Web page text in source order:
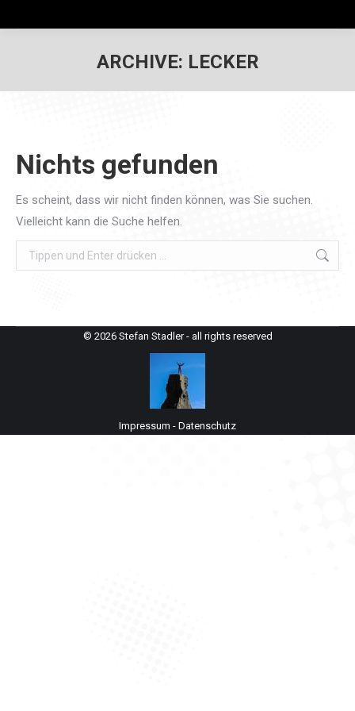
ARCHIVE: LECKER
Nichts gefunden
Es scheint, dass wir nicht finden können, was Sie suchen.
Vielleicht kann die Suche helfen.
Search:
© 2026 Stefan Stadler - all rights reserved
Impressum - Datenschutz